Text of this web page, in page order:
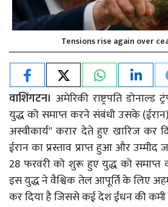
Tensions rise again over
वाशिंगटन। अमेरिकी राष्ट्रपति
युद्ध को समाप्त करने संबंधी उसके
अस्वीकार्य'' करार देते हुए खारिज कर
ईरान का प्रस्ताव प्राप्त हुआ और उम्मीद
28 फरवरी को शुरू हुए युद्ध को
इस युद्ध ने वैश्विक तेल आपूर्ति के लिए
कर दिया है जिससे कई देश ईंधन की कमी